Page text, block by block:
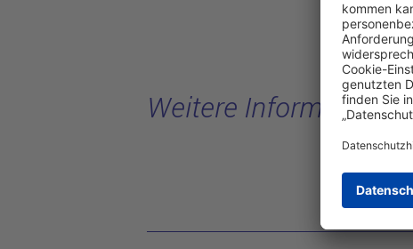
Weitere Informationen
Allgemein